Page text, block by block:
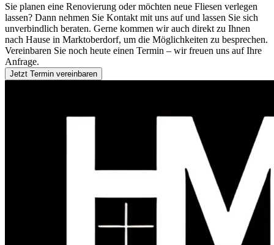
Sie planen eine Renovierung oder möchten neue Fliesen verlegen
lassen? Dann nehmen Sie Kontakt mit uns auf und lassen Sie sich
unverbindlich beraten. Gerne kommen wir auch direkt zu Ihnen
nach Hause in Marktoberdorf, um die Möglichkeiten zu besprechen.
Vereinbaren Sie noch heute einen Termin – wir freuen uns auf Ihre
Anfrage.
Jetzt Termin vereinbaren